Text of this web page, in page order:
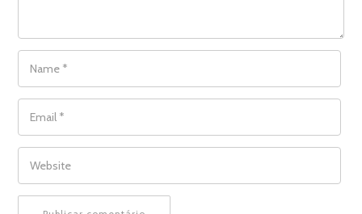
NAME
EMAIL
WEBSITE